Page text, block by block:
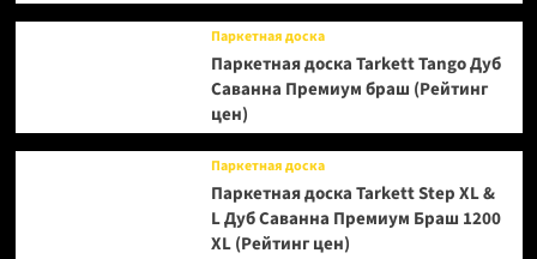
Паркетная доска
Паркетная доска Tarkett Tango Дуб
Саванна Премиум браш (Рейтинг
цен)
Паркетная доска
Паркетная доска Tarkett Step XL &
L Дуб Саванна Премиум Браш 1200
XL (Рейтинг цен)